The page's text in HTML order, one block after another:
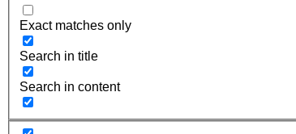
Exact matches only
Search in title
Search in content